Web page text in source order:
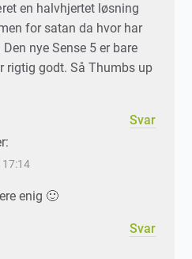
en halvhjertet løsning
for satan da hvor har
nye Sense 5 er bare
rigtig godt. Så Thumbs up
Svar
17:14
enig 🙂
Svar